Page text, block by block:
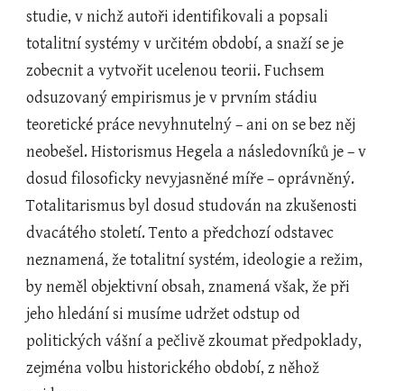
studie, v nichž autoři identifikovali a popsali
totalitní systémy v určitém období, a snaží se je
zobecnit a vytvořit ucelenou teorii. Fuchsem
odsuzovaný empirismus je v prvním stádiu
teoretické práce nevyhnutelný – ani on se bez něj
neobešel. Historismus Hegela a následovníků je – v
dosud filosoficky nevyjasněné míře – oprávněný.
Totalitarismus byl dosud studován na zkušenosti
dvacátého století. Tento a předchozí odstavec
neznamená, že totalitní systém, ideologie a režim,
by neměl objektivní obsah, znamená však, že při
jeho hledání si musíme udržet odstup od
politických vášní a pečlivě zkoumat předpoklady,
zejména volbu historického období, z něhož